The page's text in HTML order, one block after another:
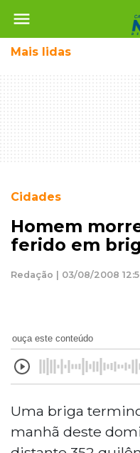
menu
Mais lidas
Cidades
Homem
ferido em
Redação | 03/08/2008
ouça este conteúdo
Uma briga
manhã deste